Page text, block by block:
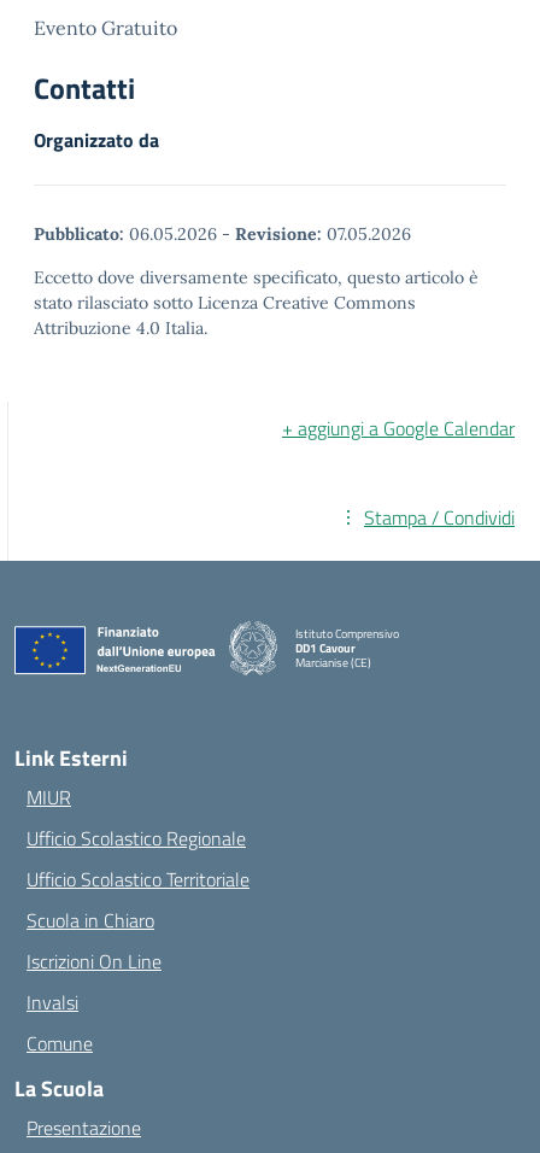
Evento Gratuito
Contatti
Organizzato da
Pubblicato: 06.05.2026 - Revisione: 07.05.2026
Eccetto dove diversamente specificato, questo articolo è
stato rilasciato sotto Licenza Creative Commons
Attribuzione 4.0 Italia.
+ aggiungi a Google Calendar
Stampa / Condividi
Istituto Comprensivo
DD1 Cavour
Marcianise (CE)
Link Esterni
MIUR
Ufficio Scolastico Regionale
Ufficio Scolastico Territoriale
Scuola in Chiaro
Iscrizioni On Line
Invalsi
Comune
La Scuola
Presentazione